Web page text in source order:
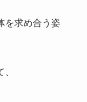
を求め合う姿